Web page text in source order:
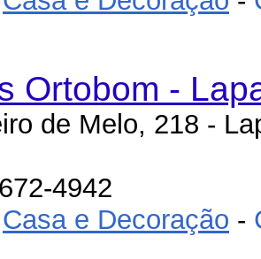
Ortobom -
de Melo, 218 -
4942
Casa e Decoração -